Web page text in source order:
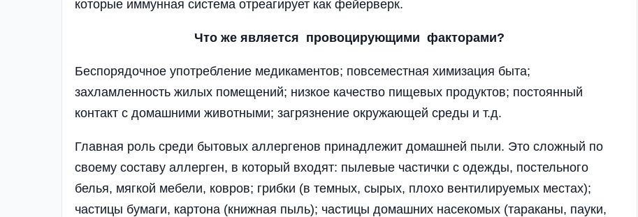
которые иммунная система отреагирует как фейерверк.
Что же является провоцирующими факторами?
Беспорядочное употребление медикаментов; повсеместная химизация быта;
захламленность жилых помещений; низкое качество пищевых продуктов; постоянный
контакт с домашними животными; загрязнение окружающей среды и т.д.
Главная роль среди бытовых аллергенов принадлежит домашней пыли. Это сложный по
своему составу аллерген, в который входят: пылевые частички с одежды, посте­льного
белья, мягкой мебели, ковров; грибки (в темных, сырых, плохо вентилируемых местах);
частицы бумаги, картона (книжная пыль); частицы домашних насекомых (тараканы, пауки,